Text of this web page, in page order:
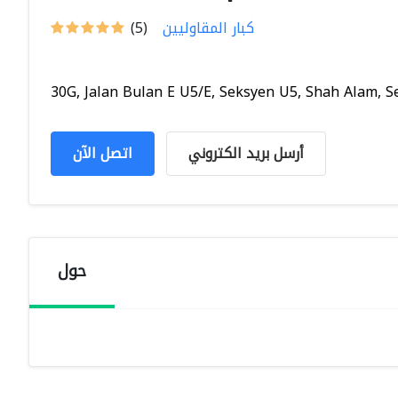
(5) كبار المقاوليين
30G, Jalan Bulan E U5/E, Seksyen U5, Shah Alam,
اتصل الآن أرسل بريد الكتروني
حول